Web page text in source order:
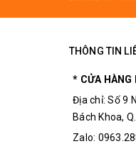
THÔNG TIN
* CỬA HÀNG
Địa chỉ: Số 9
Bách Khoa,
Zalo: